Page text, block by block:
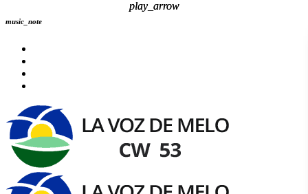
music_note
play_arrow
play_arrow